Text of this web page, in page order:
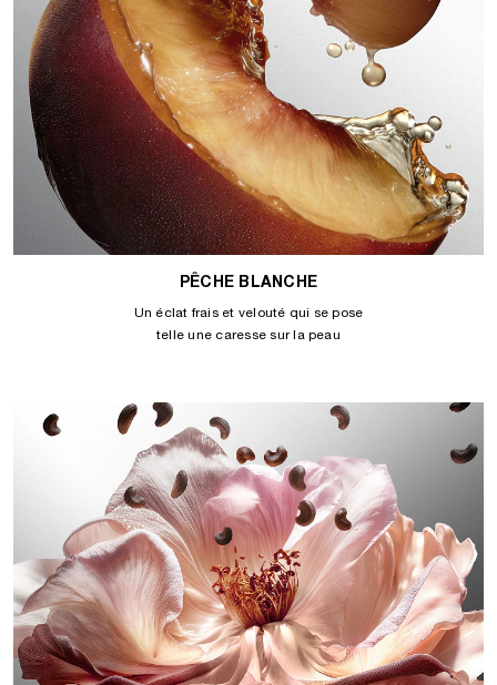
PÊCHE BLANCHE
Un éclat frais et velouté qui se pose
telle une caresse sur la peau